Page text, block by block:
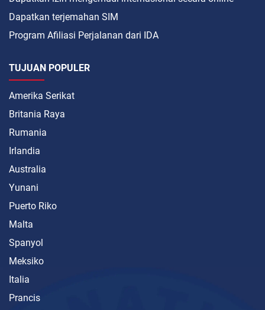
Dapatkan terjemahan SIM
Program Afiliasi Perjalanan dari IDA
TUJUAN POPULER
Amerika Serikat
Britania Raya
Rumania
Irlandia
Australia
Yunani
Puerto Riko
Malta
Spanyol
Meksiko
Italia
Prancis